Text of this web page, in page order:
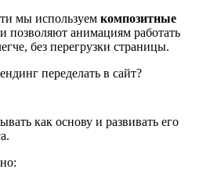
мы используем композитные
позволяют анимациям работать
без перегрузки страницы.
переделать в сайт?
как основу и развивать его